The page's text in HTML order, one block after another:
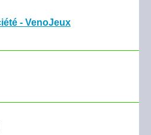
- VenoJeux